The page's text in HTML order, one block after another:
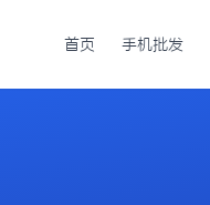
首页 手机批发